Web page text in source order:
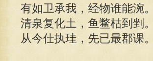
有如卫承我，经物谁能涴
清泉复化土，鱼鳖枯到剉
从今仕执珪，先已最郡课